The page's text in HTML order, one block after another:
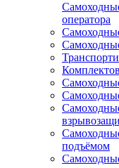
оператора
подъёмом